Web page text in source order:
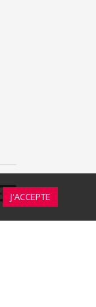
J'ACCEPTE